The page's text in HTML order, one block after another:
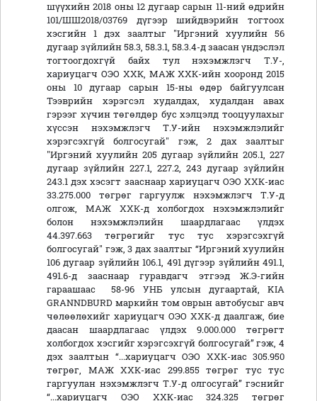
шүүхийн 2018 оны 12 дугаар сарын 11-ний өдрийн
101/ШШ2018/03769 дүгээр шийдвэрийн тогтоох
хэсгийн 1 дэх заалтыг "Иргэний хуулийн 56
дугаар зүйлийн 58.3, 58.3.1, 58.3.4-д заасан үндэслэл
тогтоогдохгүй байх тул нэхэмжлэгч Т.У-,
хариуцагч ОЭО ХХК, МАЖ ХХК-ийн хооронд 2015
оны 10 дугаар сарын 15-ны өдөр байгуулсан
Тээврийн хэрэгсэл худалдах, худалдан авах
гэрээг хүчин төгөлдөр бус хэлцэлд тооцуулахыг
хүссэн нэхэмжлэгч Т.У-ийн нэхэмжлэлийг
хэрэгсэхгүй болгосугай" гэж, 2 дах заалтыг
"Иргэний хуулийн 205 дугаар зүйлийн 205.1, 227
дугаар зүйлийн 227.1, 227.2, 243 дугаар зүйлийн
243.1 дэх хэсэгт зааснаар хариуцагч ОЭО ХХК-иас
33.275.000 төгрөг гаргуулж нэхэмжлэгч Т.У-д
олгож, МАЖ ХХК-д холбогдох нэхэмжлэлийг
болон нэхэмжлэлийн шаардлагаас үлдэх
44.397.663 төгрөгийг тус тус хэрэгсэхгүй
болгосугай" гэж, 3 дах заалтыг “Иргэний хуулийн
106 дугаар зүйлийн 106.1, 491 дүгээр зүйлийн 491.1,
491.6-д зааснаар гуравдагч этгээд Ж.Э-гийн
гараашаас 58-96 УНБ улсын дугаартай, KIA
GRANNDBURD маркийн том оврын автобусыг авч
чөлөөлөхийг хариуцагч ОЭО ХХК-д даалгаж, бие
даасан шаардлагаас үлдэх 9.000.000 төгрөгт
холбогдох хэсгийг хэрэгсэхгүй болгосугай” гэж, 4
дэх заалтын “...хариуцагч ОЭО ХХК-иас 305.950
төгрөг, МАЖ ХХК-иас 299.855 төгрөг тус тус
гаргуулан нэхэмжлэгч Т.У-д олгосугай” гэснийг
“...хариуцагч ОЭО ХХК-иас 324.325 төгрөг